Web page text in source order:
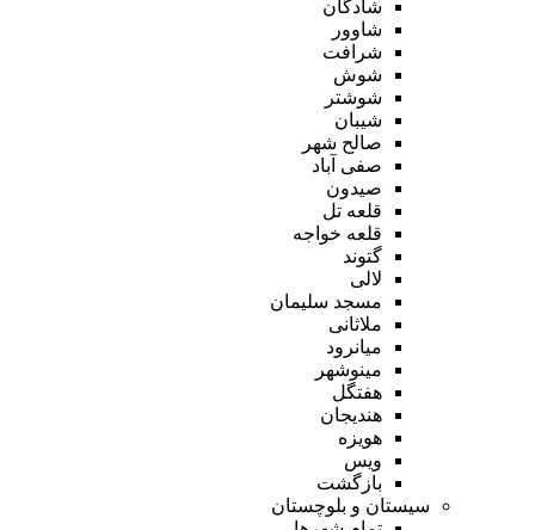
شادگان
شاوور
شرافت
شوش
شوشتر
شیبان
صالح شهر
صفی آباد
صیدون
قلعه تل
قلعه خواجه
گتوند
لالی
مسجد سلیمان
ملاثانی
میانرود
مینوشهر
هفتگل
هندیجان
هویزه
ویس
بازگشت
سیستان و بلوچستان